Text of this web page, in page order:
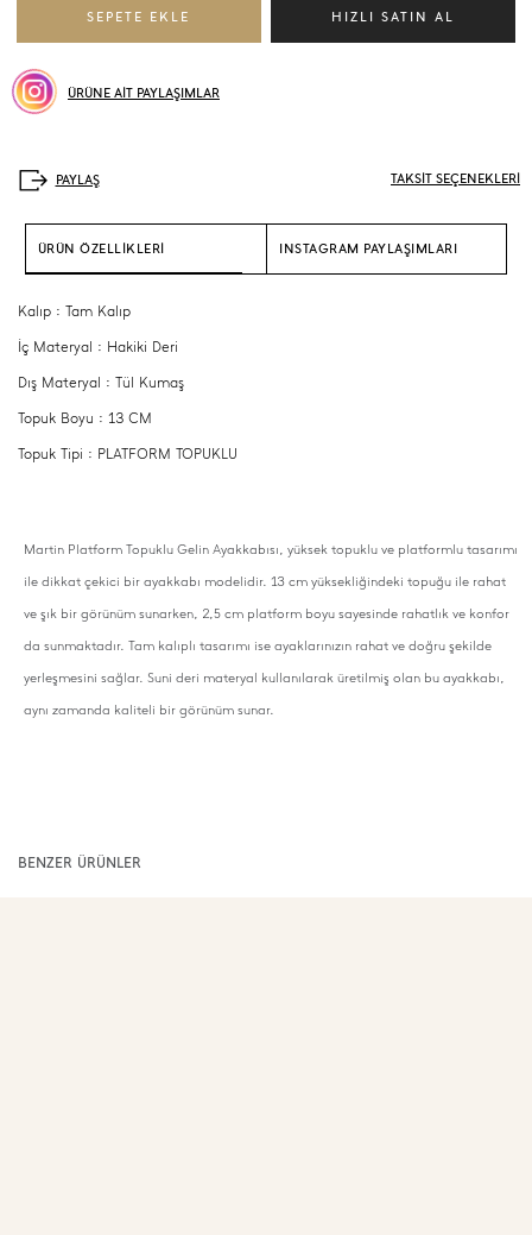
ÜRÜNE AİT PAYLAŞIMLAR
TAKSİT SEÇENEKLERİ
ÜRÜN ÖZELLİKLERİ INSTAGRAM PAYLAŞIMLARI
Kalıp : Tam Kalıp
İç Materyal : Hakiki Deri
Dış Materyal : Tül Kumaş
Topuk Boyu : 13 CM
Topuk Tipi : PLATFORM TOPUKLU
Martin Platform Topuklu Gelin Ayakkabısı, yüksek topuklu ve platformlu tasarımı
ile dikkat çekici bir ayakkabı modelidir. 13 cm yüksekliğindeki topuğu ile rahat
ve şık bir görünüm sunarken, 2,5 cm platform boyu sayesinde rahatlık ve konfor
da sunmaktadır. Tam kalıplı tasarımı ise ayaklarınızın rahat ve doğru şekilde
yerleşmesini sağlar. Suni deri materyal kullanılarak üretilmiş olan bu ayakkabı,
aynı zamanda kaliteli bir görünüm sunar.
BENZER ÜRÜNLER